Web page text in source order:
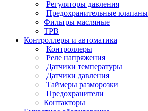
Регуляторы давления
Предохранительные клапаны
Фильтры масляные
ТРВ
Контроллеры и автоматика
Контроллеры
Реле напряжения
Датчики температуры
Датчики давления
Таймеры разморозки
Предохранители
Контакторы